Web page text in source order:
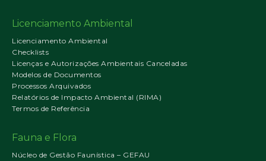
Licenciamento Ambiental
Licenciamento Ambiental
Checklists
Licenças e Autorizações Ambientais Canceladas
Modelos de Documentos
Processos Arquivados
Relatórios de Impacto Ambiental (RIMA)
Termos de Referência
Fauna e Flora
Núcleo de Gestão Faunística – GEFAU